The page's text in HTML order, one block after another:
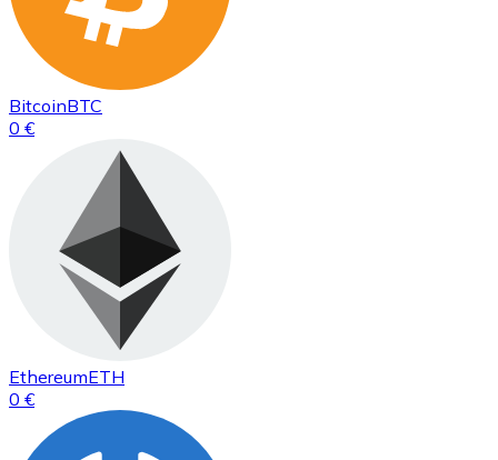
BitcoinBTC
0 €
EthereumETH
0 €